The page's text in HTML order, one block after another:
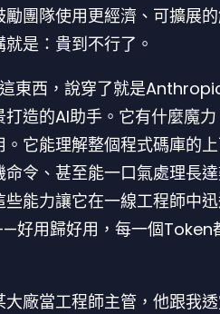
勵團隊使用更經濟、可擴展
是：貴到不行了。
東西，說穿了就是
造的AI助手。它有什麼魔
。它能理解整個程式碼庫的
令、甚至能一口氣處理長
能力讓它在一線工程師中
好用歸好用，每一個Token
大廠當工程師主管，他跟我